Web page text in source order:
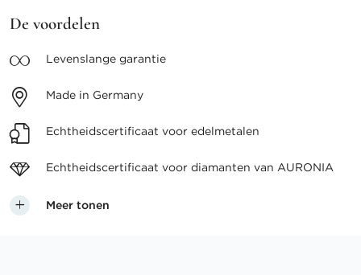
De voordelen
Levenslange garantie
Made in Germany
Echtheidscertificaat voor edelmetalen
Echtheidscertificaat voor diamanten van AURONIA
Meer tonen